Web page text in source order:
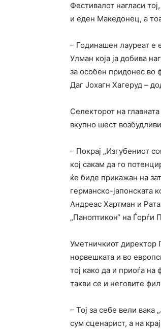
Фестивалот нагласи
и еден Македонец, а
– Годинашен лауреат е
Улман која ја добива
за особен придонес во
Даг Јохагн Хагеруд –
Селекторот на
вкупно шест
– Покрај „Изгубениот
кој сакам да го
ќе биде прикажан на
германско-јапонската
Андреас Хартман и
„Паноптикон“ на Ѓорѓи
Уметничкиот директор
норвешката и во
тој како да и приоѓа
такви се и неговите
– Тој за себе вели
сум сценарист, а на